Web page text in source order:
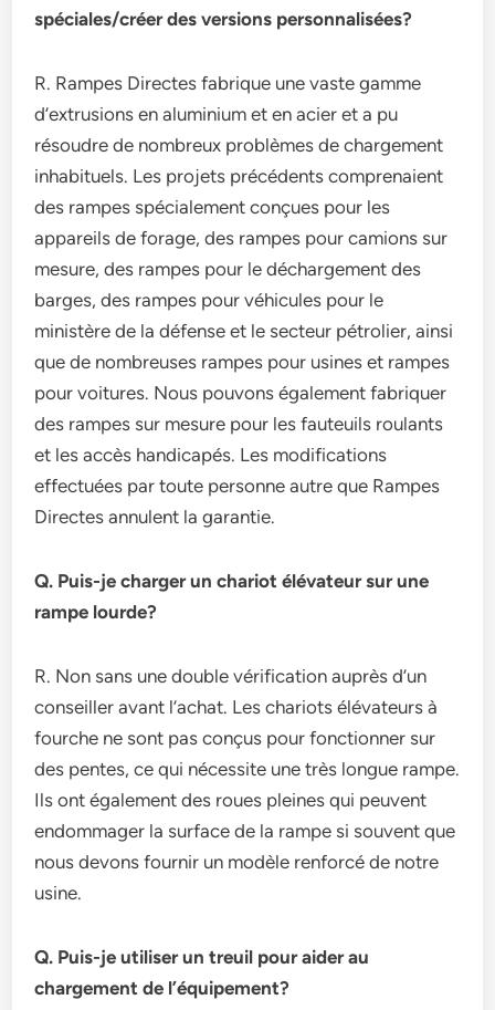
spéciales/créer des versions personnalisées?
R. Rampes Directes fabrique une vaste gamme
d’extrusions en aluminium et en acier et a pu
résoudre de nombreux problèmes de chargement
inhabituels. Les projets précédents comprenaient
des rampes spécialement conçues pour les
appareils de forage, des rampes pour camions sur
mesure, des rampes pour le déchargement des
barges, des rampes pour véhicules pour le
ministère de la défense et le secteur pétrolier, ainsi
que de nombreuses rampes pour usines et rampes
pour voitures. Nous pouvons également fabriquer
des rampes sur mesure pour les fauteuils roulants
et les accès handicapés. Les modifications
effectuées par toute personne autre que Rampes
Directes annulent la garantie.
Q. Puis-je charger un chariot élévateur sur une
rampe lourde?
R. Non sans une double vérification auprès d’un
conseiller avant l’achat. Les chariots élévateurs à
fourche ne sont pas conçus pour fonctionner sur
des pentes, ce qui nécessite une très longue rampe.
Ils ont également des roues pleines qui peuvent
endommager la surface de la rampe si souvent que
nous devons fournir un modèle renforcé de notre
usine.
Q. Puis-je utiliser un treuil pour aider au
chargement de l’équipement?